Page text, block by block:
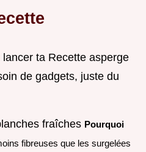
ta Recette asperge
de gadgets, juste du
fraîches Pourquoi
fibreuses que les surgelées